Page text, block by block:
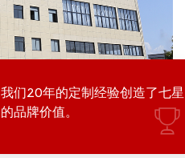
我们20年的定制经验创造了七星
的品牌价值。